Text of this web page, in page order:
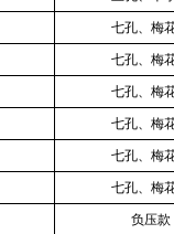
七孔、梅
七孔、梅
七孔、梅
七孔、梅
七孔、梅
七孔、梅
负压款